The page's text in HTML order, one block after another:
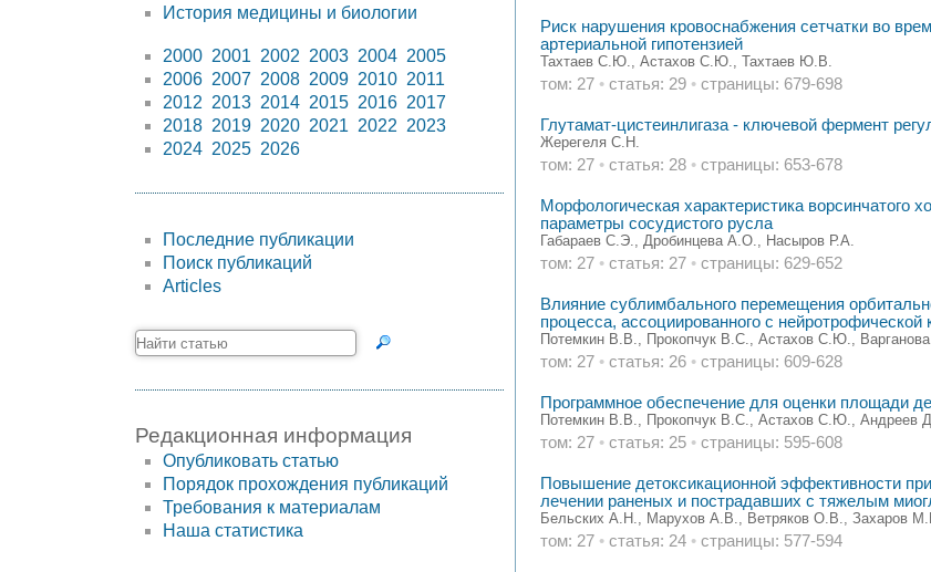
История медицины и биологии
2000 2001 2002 2003 2004 2005
2006 2007 2008 2009 2010 2011
2012 2013 2014 2015 2016 2017
2018 2019 2020 2021 2022 2023
2024 2025 2026
Последние публикации
Поиск публикаций
Articles
Редакционная информация
Опубликовать статью
Порядок прохождения публикаций
Требования к материалам
Наша статистика
Риск нарушения кровоснабжения сетчатки во
артериальной гипотензией
Тахтаев С.Ю., Астахов С.Ю., Тахтаев Ю.В.
том: 27 • статья: 29 • страницы: 679-698
Глутамат-цистеинлигаза - ключевой фермент
Жерегеля С.Н.
том: 27 • статья: 28 • страницы: 653-678
Морфологическая характеристика ворсинчатого
параметры сосудистого русла
Габараев С.Э., Дробинцева А.О., Насыров Р.А.
том: 27 • статья: 27 • страницы: 629-652
Влияние сублимбального перемещения
процесса, ассоциированного с нейротрофической
Потемкин В.В., Прокопчук В.С., Астахов С.Ю.,
том: 27 • статья: 26 • страницы: 609-628
Программное обеспечение для оценки площади
Потемкин В.В., Прокопчук В.С., Астахов С.Ю., Андреев
том: 27 • статья: 25 • страницы: 595-608
Повышение детоксикационной эффективности
лечении раненых и пострадавших с тяжелым
Бельских А.Н., Марухов А.В., Ветряков О.В., Захаров
том: 27 • статья: 24 • страницы: 577-594